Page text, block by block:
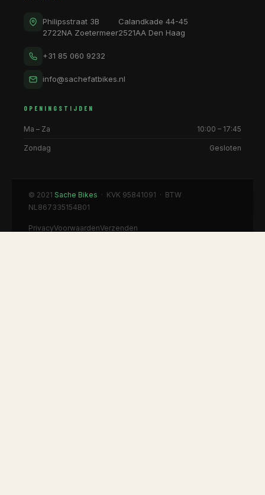
Philipsstraat 3B
2722NA Zoetermeer
Calandkade 44-45
2521AA Den Haag
+31 85 060 9232
info@sachefatbikes.nl
OPENINGSTIJDEN
Ma – Za 10:00 – 17:45
Zondag Gesloten
© 2021 Sache Bikes · KVK 95841091 · BTW
NL867335154B01
PrivacyVoorwaardenVerzenden